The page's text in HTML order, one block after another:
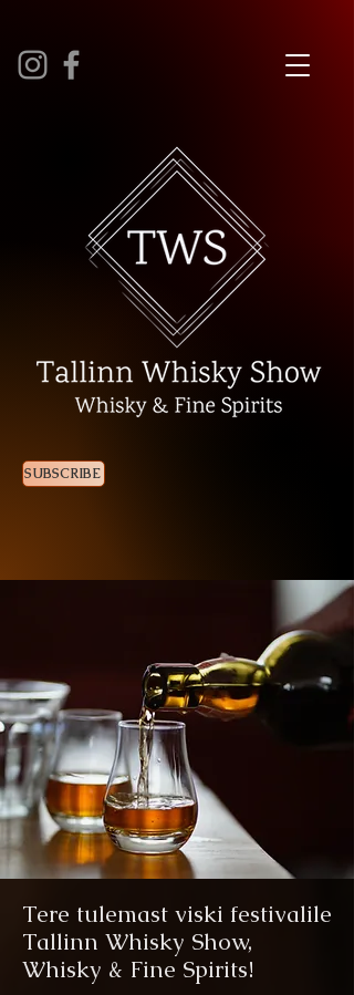
SUBSCRIBE
Tere tulemast viski festivalile
Tallinn Whisky Show,
Whisky & Fine Spirits!